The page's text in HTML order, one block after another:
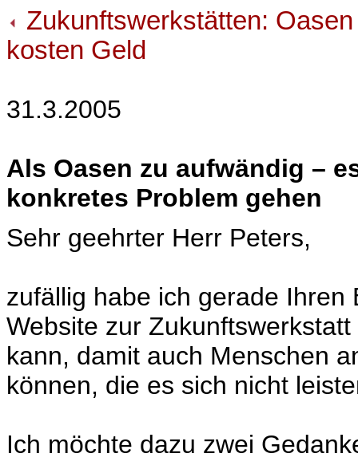
Zukunftswerkstätten:
kosten Geld
31.3.2005
Als Oasen zu aufwändig –
konkretes Problem gehen
Sehr geehrter Herr Peters,
zufällig habe ich gerade
Website zur
kann, damit auch Menschen
können, die es sich nicht
Ich möchte dazu zwei